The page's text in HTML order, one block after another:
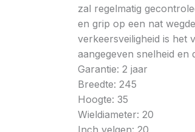
zal regelmatig
en grip op een nat
verkeersveiligheid is het
aangegeven snelheid en
Garantie: 2 jaar
Breedte: 245
Hoogte: 35
Wieldiameter: 20
Inch velgen: 20